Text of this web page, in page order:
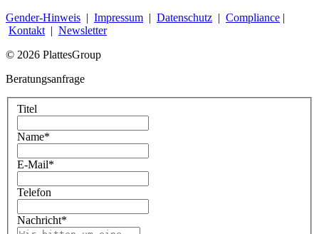
Gender-Hinweis | Impressum | Datenschutz | Compliance |
Kontakt | Newsletter
© 2026 PlattesGroup
Beratungsanfrage
Titel
Name*
E-Mail*
Telefon
Nachricht*